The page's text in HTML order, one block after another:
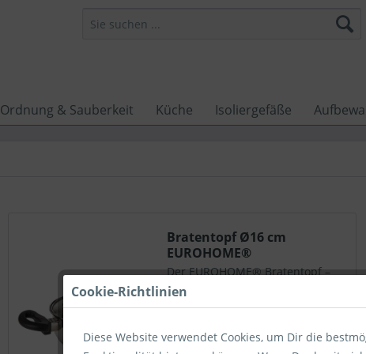
Ordnung & Sauberkeit Küche Isoliergefäße
Bratentopf Ø16 cm
EUROHOME®
Der EUROHOME® Bratentopf –
einer für alle(s). Ein echter
Allrounder, der in keiner Küche
Reisgericht bis zum deftigen
Cookie-Richtlinien
Diese Website verwendet Cookies, um Dir die